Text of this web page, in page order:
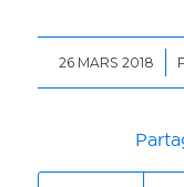
26 MARS 2018
/